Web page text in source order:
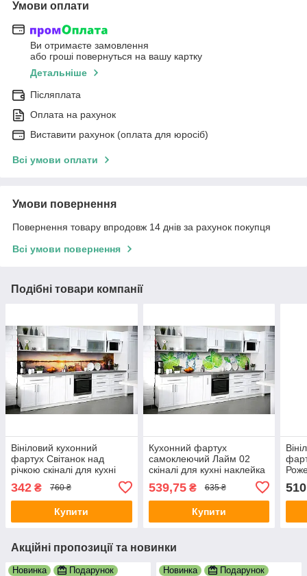
Умови оплати
Ви отримаєте замовлення
або гроші повернуться на вашу картку
Детальніше
Післяплата
Оплата на рахунок
Виставити рахунок (оплата для юросіб)
Всі умови оплати
Умови повернення
Повернення товару впродовж 14 днів за рахунок покупця
Всі умови повернення
Подібні товари компанії
Вініловий кухонний
фартух Світанок над
річкою скіналі для кухні
наклейка ПВХ сонце вода
озеро Бежевий 600х3000
мм
342 ₴ 760 ₴
Купити
Кухонний фартух
самоклеючий Лайм 02
скіналі для кухні наклейка
зелений 600х2500 мм
539,75₴ 635 ₴
Купити
мм
510
Акційні пропозиції та новинки
Новинка Подарунок Новинка Подарунок